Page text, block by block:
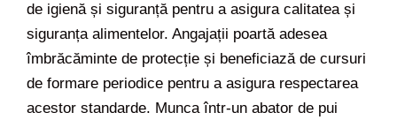
de igienă și siguranță pentru a asigura calitatea și
siguranța alimentelor. Angajații poartă adesea
îmbrăcăminte de protecție și beneficiază de cursuri
de formare periodice pentru a asigura respectarea
acestor standarde. Munca într-un abator de pui